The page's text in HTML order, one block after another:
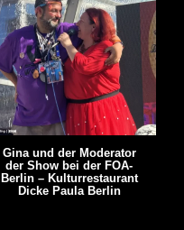
Gina und der Moderator
der Show bei der FOA-
Berlin – Kulturrestaurant
Dicke Paula Berlin